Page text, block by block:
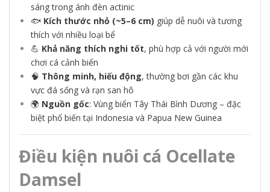
sáng trong ánh đèn actinic
🐟 Kích thước nhỏ (~5–6 cm) giúp dễ nuôi và tương
thích với nhiều loại bể
💪 Khả năng thích nghi tốt, phù hợp cả với người mới
chơi cá cảnh biển
🧠 Thông minh, hiếu động, thường bơi gần các khu
vực đá sống và rạn san hô
🌍 Nguồn gốc: Vùng biển Tây Thái Bình Dương – đặc
biệt phổ biến tại Indonesia và Papua New Guinea
Điều kiện nuôi cá Ocellate
Damsel